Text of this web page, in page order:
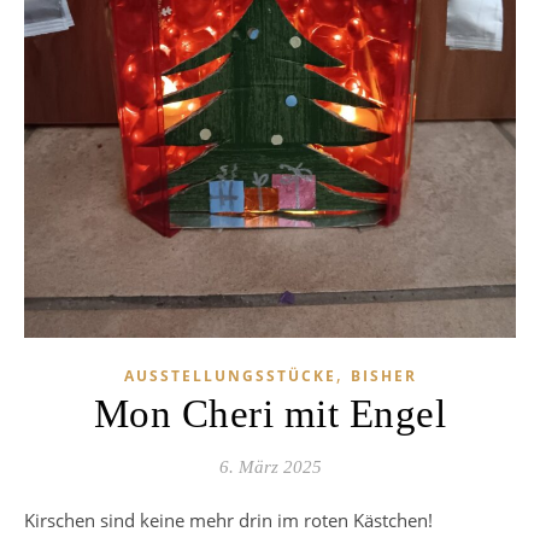
AUSSTELLUNGSSTÜCKE , BISHER
Mon Cheri mit Engel
6. März 2025
Kirschen sind keine mehr drin im roten Kästchen!